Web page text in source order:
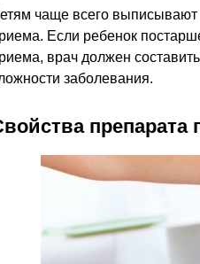
чаще всего выписывают
Если ребенок
врач должен
заболевания.
препарата